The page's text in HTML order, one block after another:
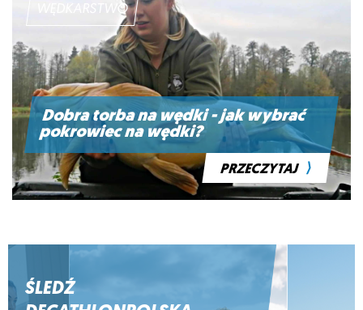
WĘDKARSTWO
Dobra torba na wędki - jak wybrać
pokrowiec na wędki?
PRZECZYTAJ ⟩
ŚLEDŹ